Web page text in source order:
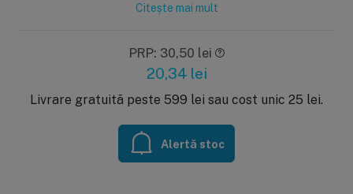
Citește mai mult
PRP: 30,50 lei
20,34 lei
Livrare gratuită peste 599 lei sau cost unic 25 lei.
Alertă stoc